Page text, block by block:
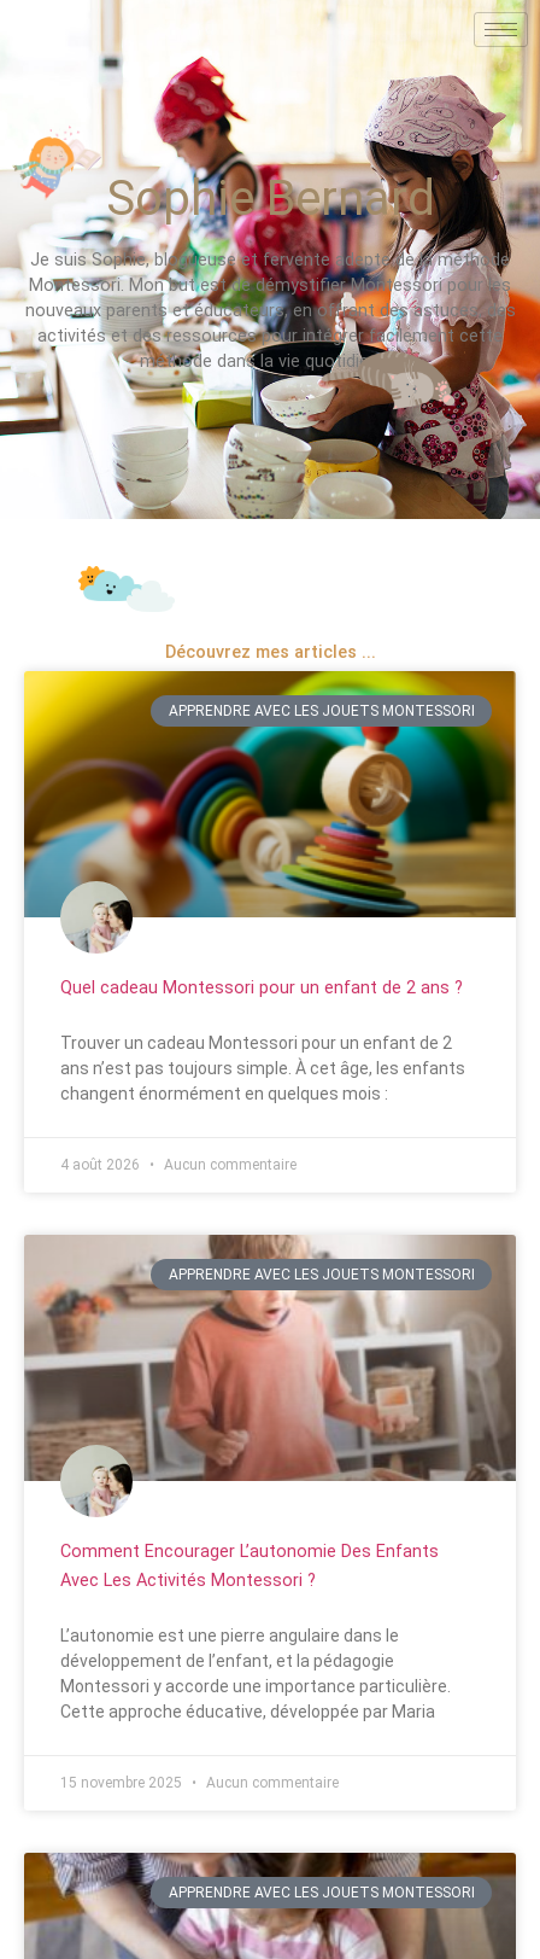
Sophie Bernard
Je suis Sophie, blogueuse et fervente adepte de la méthode
Montessori. Mon but est de démystifier Montessori pour les
nouveaux parents et éducateurs, en offrant des astuces, des
activités et des ressources pour intégrer facilement cette
méthode dans la vie quotidienne.
Découvrez mes articles ...
APPRENDRE AVEC LES JOUETS MONTESSORI
Quel cadeau Montessori pour un enfant de 2 ans ?
Trouver un cadeau Montessori pour un enfant de 2
ans n’est pas toujours simple. À cet âge, les enfants
changent énormément en quelques mois :
4 août 2026 Aucun commentaire
APPRENDRE AVEC LES JOUETS MONTESSORI
Comment Encourager L’autonomie Des Enfants
Avec Les Activités Montessori ?
L’autonomie est une pierre angulaire dans le
développement de l’enfant, et la pédagogie
Montessori y accorde une importance particulière.
Cette approche éducative, développée par Maria
15 novembre 2025 Aucun commentaire
APPRENDRE AVEC LES JOUETS MONTESSORI